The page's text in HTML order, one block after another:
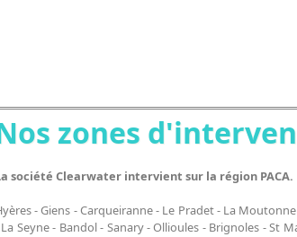
zones
société Clearwater intervient sur la région PACA.
- Giens - Carqueiranne - Le Pradet - La
Seyne - Bandol - Sanary - Ollioules - Brignoles - St